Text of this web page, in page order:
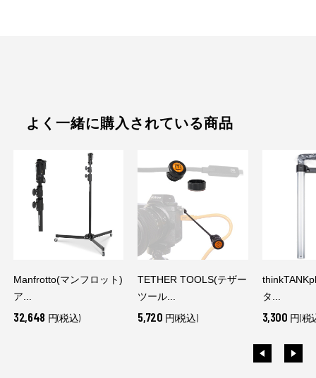
よく一緒に購入されている商品
Manfrotto(マンフロット)
ア...
32,648 円(税込)
TETHER TOOLS(テザー
ツール...
5,720 円(税込)
タ...
3,300 円(税